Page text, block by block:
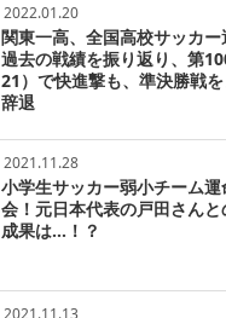
2022.01.20
関東一高、全国高校サッカ
過去の戦績を振り返り、第
21）で快進撃も、準決勝戦
辞退
2021.11.28
小学生サッカー弱小チーム運
会！元日本代表の戸田さん
成果は…！？
2021.11.13